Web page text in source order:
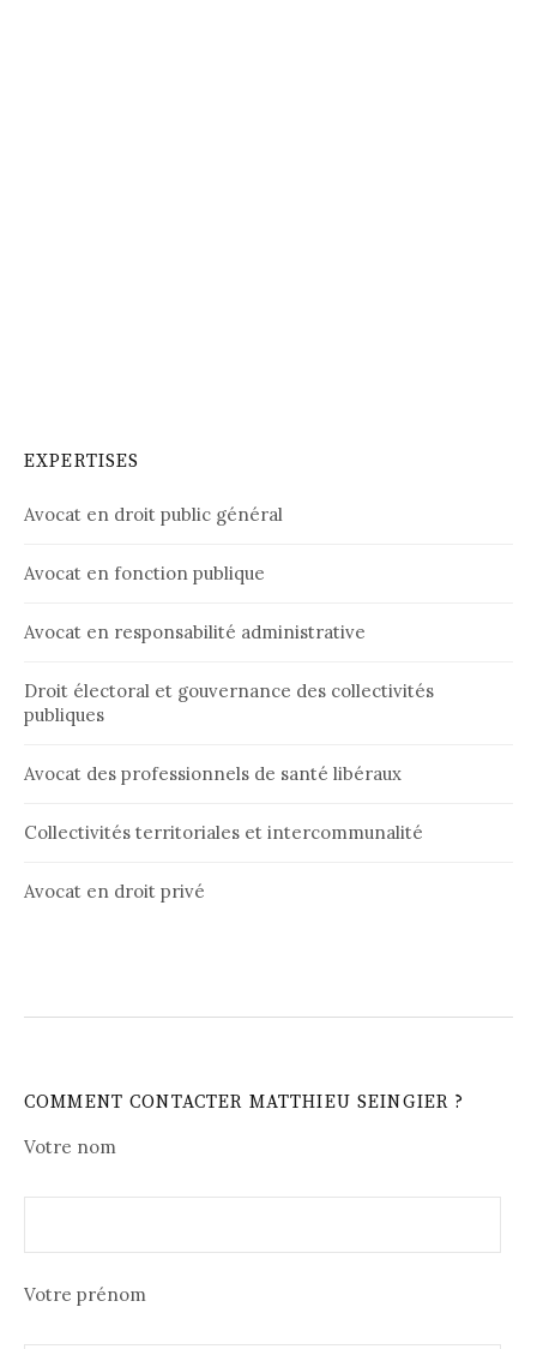
EXPERTISES
Avocat en droit public général
Avocat en fonction publique
Avocat en responsabilité administrative
Droit électoral et gouvernance des collectivités
publiques
Avocat des professionnels de santé libéraux
Collectivités territoriales et intercommunalité
Avocat en droit privé
COMMENT CONTACTER MATTHIEU SEINGIER ?
Votre nom
Votre prénom